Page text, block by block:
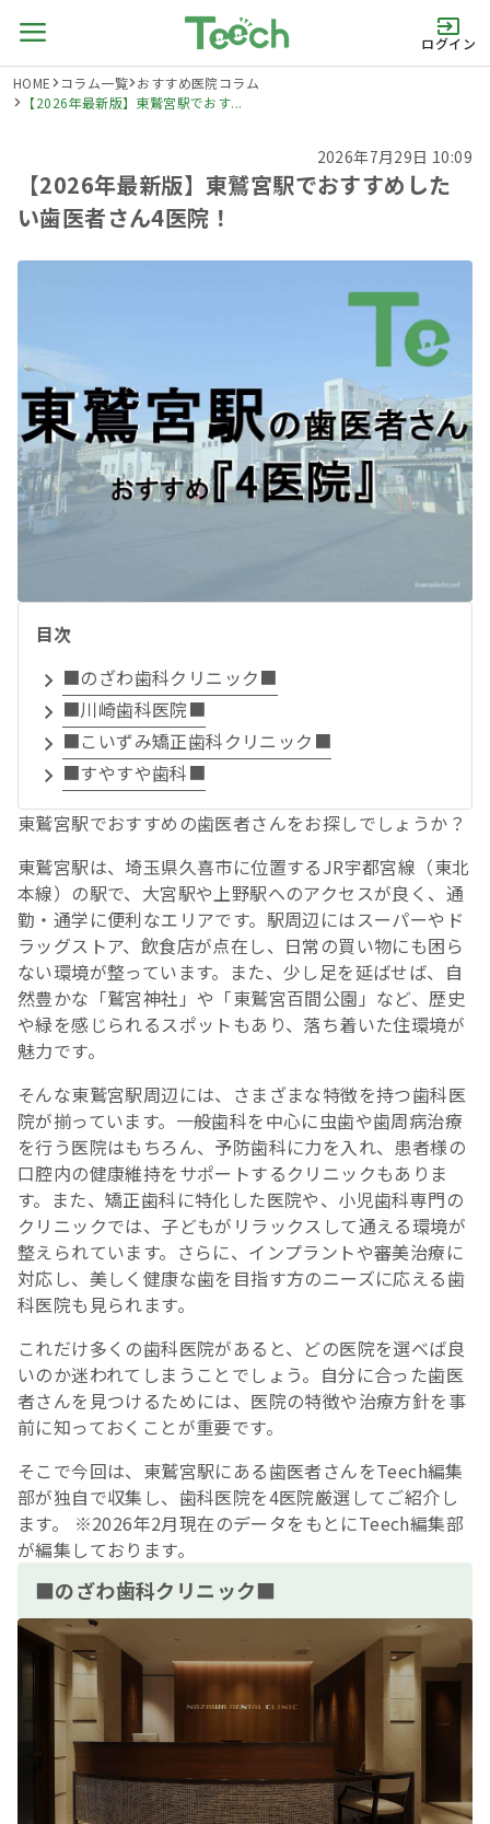
ログイン
HOME コラム一覧 おすすめ医院コラム
【2026年最新版】東鷲宮駅でおす...
2026年7月29日 10:09
【2026年最新版】東鷲宮駅でおすすめした
い歯医者さん4医院！
目次
■のざわ歯科クリニック■
■川崎歯科医院■
■こいずみ矯正歯科クリニック■
■すやすや歯科■
東鷲宮駅でおすすめの歯医者さんをお探しでしょうか？
東鷲宮駅は、埼玉県久喜市に位置するJR宇都宮線（東北
本線）の駅で、大宮駅や上野駅へのアクセスが良く、通
勤・通学に便利なエリアです。駅周辺にはスーパーやド
ラッグストア、飲食店が点在し、日常の買い物にも困ら
ない環境が整っています。また、少し足を延ばせば、自
然豊かな「鷲宮神社」や「東鷲宮百間公園」など、歴史
や緑を感じられるスポットもあり、落ち着いた住環境が
魅力です。
そんな東鷲宮駅周辺には、さまざまな特徴を持つ歯科医
院が揃っています。一般歯科を中心に虫歯や歯周病治療
を行う医院はもちろん、予防歯科に力を入れ、患者様の
口腔内の健康維持をサポートするクリニックもありま
す。また、矯正歯科に特化した医院や、小児歯科専門の
クリニックでは、子どもがリラックスして通える環境が
整えられています。さらに、インプラントや審美治療に
対応し、美しく健康な歯を目指す方のニーズに応える歯
科医院も見られます。
これだけ多くの歯科医院があると、どの医院を選べば良
いのか迷われてしまうことでしょう。自分に合った歯医
者さんを見つけるためには、医院の特徴や治療方針を事
前に知っておくことが重要です。
そこで今回は、東鷲宮駅にある歯医者さんをTeech編集
部が独自で収集し、歯科医院を4医院厳選してご紹介し
ます。 ※2026年2月現在のデータをもとにTeech編集部
が編集しております。
■のざわ歯科クリニック■